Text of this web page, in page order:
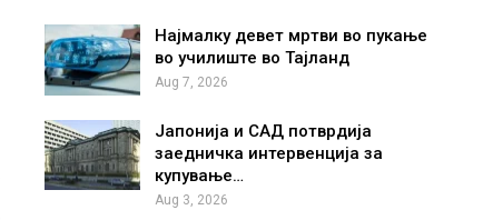
Најмалку девет мртви во пукање
во училиште во Тајланд
Aug 7, 2026
Јапонија и САД потврдија
заедничка интервенција за
купување…
Aug 3, 2026